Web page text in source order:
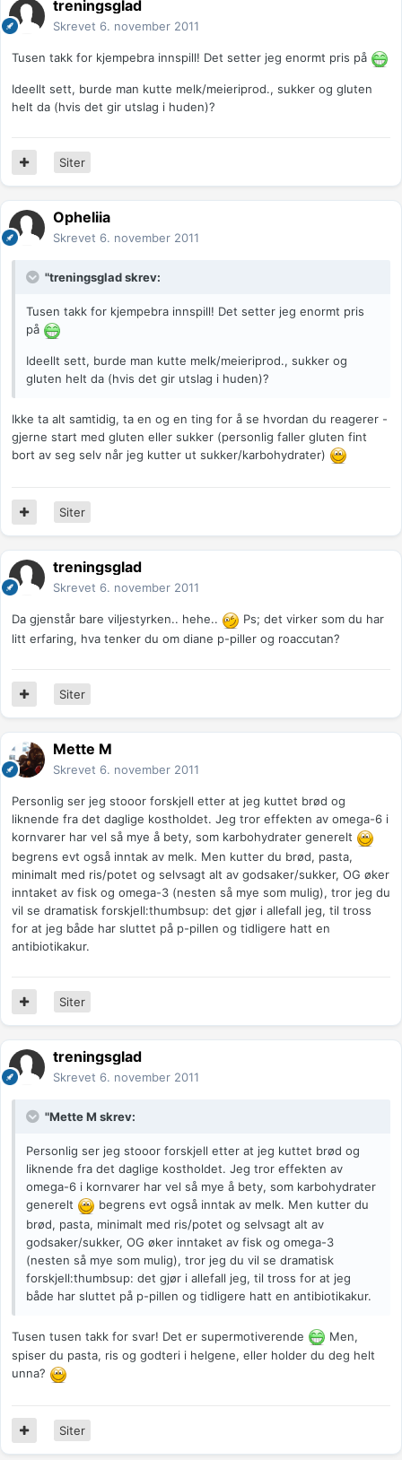
treningsglad
Skrevet 6. november 2011
Tusen takk for kjempebra innspill! Det setter jeg enormt pris på
Ideellt sett, burde man kutte melk/meieriprod., sukker og gluten
helt da (hvis det gir utslag i huden)?
Siter
Opheliia
Skrevet 6. november 2011
"treningsglad skrev:
Tusen takk for kjempebra innspill! Det setter jeg enormt pris
på
Ideellt sett, burde man kutte melk/meieriprod., sukker og
gluten helt da (hvis det gir utslag i huden)?
Ikke ta alt samtidig, ta en og en ting for å se hvordan du reagerer -
gjerne start med gluten eller sukker (personlig faller gluten fint
bort av seg selv når jeg kutter ut sukker/karbohydrater)
Siter
treningsglad
Skrevet 6. november 2011
Da gjenstår bare viljestyrken.. hehe..
Ps; det virker som du har
litt erfaring, hva tenker du om diane p-piller og roaccutan?
Siter
Mette M
Skrevet 6. november 2011
Personlig ser jeg stooor forskjell etter at jeg kuttet brød og
liknende fra det daglige kostholdet. Jeg tror effekten av omega-6 i
kornvarer har vel så mye å bety, som karbohydrater generelt
begrens evt også inntak av melk. Men kutter du brød, pasta,
minimalt med ris/potet og selvsagt alt av godsaker/sukker, OG øker
inntaket av fisk og omega-3 (nesten så mye som mulig), tror jeg du
vil se dramatisk forskjell:thumbsup: det gjør i allefall jeg, til tross
for at jeg både har sluttet på p-pillen og tidligere hatt en
antibiotikakur.
Siter
treningsglad
Skrevet 6. november 2011
"Mette M skrev:
Personlig ser jeg stooor forskjell etter at jeg kuttet brød og
liknende fra det daglige kostholdet. Jeg tror effekten av
omega-6 i kornvarer har vel så mye å bety, som karbohydrater
generelt
begrens evt også inntak av melk. Men kutter du
brød, pasta, minimalt med ris/potet og selvsagt alt av
godsaker/sukker, OG øker inntaket av fisk og omega-3
(nesten så mye som mulig), tror jeg du vil se dramatisk
forskjell:thumbsup: det gjør i allefall jeg, til tross for at jeg
både har sluttet på p-pillen og tidligere hatt en antibiotikakur.
Tusen tusen takk for svar! Det er supermotiverende
Men,
spiser du pasta, ris og godteri i helgene, eller holder du deg helt
unna?
Siter